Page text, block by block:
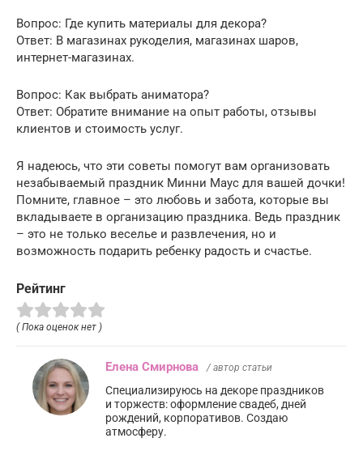
Вопрос: Где купить материалы для декора?
Ответ: В магазинах рукоделия, магазинах шаров,
интернет-магазинах.
Вопрос: Как выбрать аниматора?
Ответ: Обратите внимание на опыт работы, отзывы
клиентов и стоимость услуг.
Я надеюсь, что эти советы помогут вам организовать
незабываемый праздник Минни Маус для вашей дочки!
Помните, главное – это любовь и забота, которые вы
вкладываете в организацию праздника. Ведь праздник
– это не только веселье и развлечения, но и
возможность подарить ребенку радость и счастье.
Рейтинг
( Пока оценок нет )
Елена Смирнова / автор статьи
Специализируюсь на декоре праздников
и торжеств: оформление свадеб, дней
рождений, корпоративов. Создаю
атмосферу.